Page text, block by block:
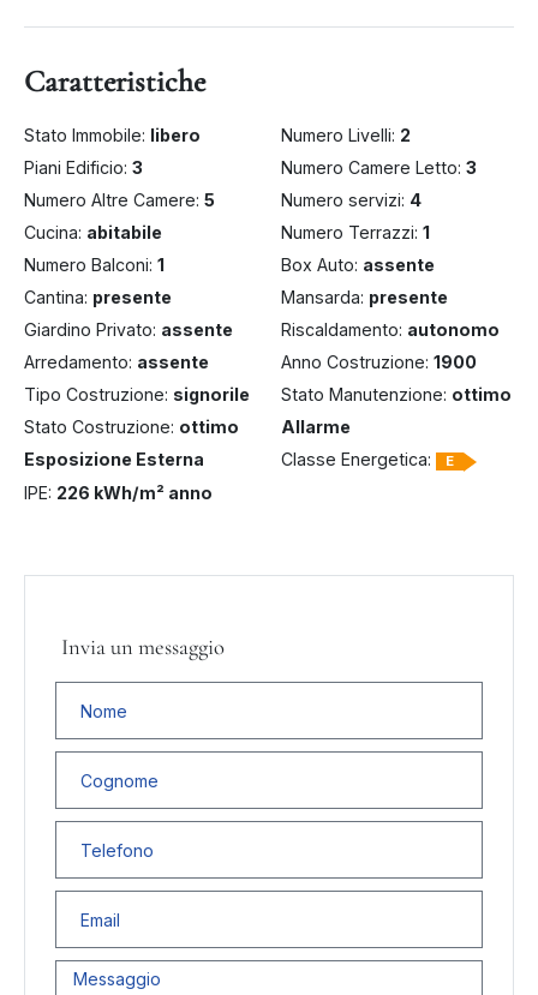
Caratteristiche
Stato Immobile: libero Numero Livelli: 2
Piani Edificio: 3 Numero Camere Letto: 3
Numero Altre Camere: 5 Numero servizi: 4
Cucina: abitabile Numero Terrazzi: 1
Numero Balconi: 1 Box Auto: assente
Cantina: presente Mansarda: presente
Giardino Privato: assente Riscaldamento: autonomo
Arredamento: assente Anno Costruzione: 1900
Tipo Costruzione: signorile Stato Manutenzione: ottimo
Stato Costruzione: ottimo
Allarme
Esposizione Esterna
Classe Energetica: E
IPE: 226 kWh/m² anno
Invia un messaggio